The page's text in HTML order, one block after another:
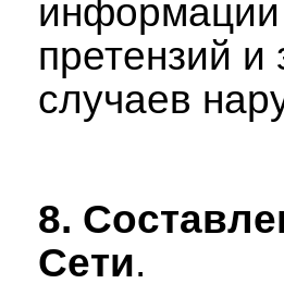
информации
претензий
случаев
8.
Сети.